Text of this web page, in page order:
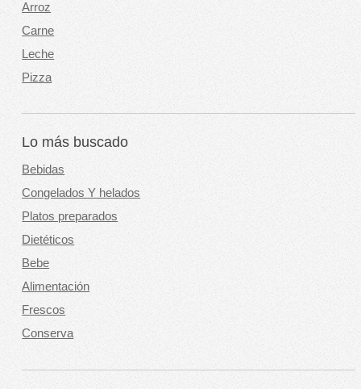
Arroz
Carne
Leche
Pizza
Lo más buscado
Bebidas
Congelados Y helados
Platos preparados
Dietéticos
Bebe
Alimentación
Frescos
Conserva